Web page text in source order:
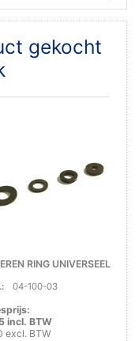
gekocht
RING UNIVERSEEL
04-100-03
incl. BTW
excl. BTW